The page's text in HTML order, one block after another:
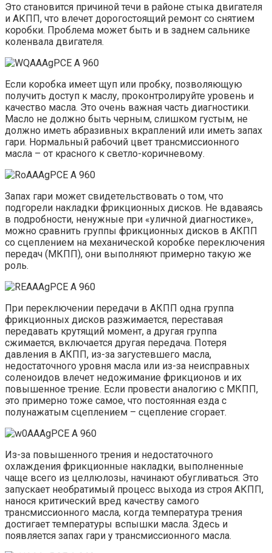
Это становится причиной течи в районе стыка двигателя
и АКПП, что влечет дорогостоящий ремонт со снятием
коробки. Проблема может быть и в заднем сальнике
коленвала двигателя.
Если коробка имеет щуп или пробку, позволяющую
получить доступ к маслу, проконтролируйте уровень и
качество масла. Это очень важная часть диагностики.
Масло не должно быть черным, слишком густым, не
должно иметь абразивных вкраплений или иметь запах
гари. Нормальный рабочий цвет трансмиссионного
масла – от красного к светло-коричневому.
Запах гари может свидетельствовать о том, что
подгорели накладки фрикционных дисков. Не вдаваясь
в подробности, ненужные при «уличной диагностике»,
можно сравнить группы фрикционных дисков в АКПП
со сцеплением на механической коробке переключения
передач (МКПП), они выполняют примерно такую же
роль.
При переключении передачи в АКПП одна группа
фрикционных дисков разжимается, переставая
передавать крутящий момент, а другая группа
сжимается, включается другая передача. Потеря
давления в АКПП, из-за загустевшего масла,
недостаточного уровня масла или из-за неисправных
соленоидов влечет недожимание фрикционов и их
повышенное трение. Если провести аналогию с МКПП,
это примерно тоже самое, что постоянная езда с
полунажатым сцеплением – сцепление сгорает.
Из-за повышенного трения и недостаточного
охлаждения фрикционные накладки, выполненные
чаще всего из целлюлозы, начинают обугливаться. Это
запускает необратимый процесс выхода из строя АКПП,
нанося критический вред качеству самого
трансмиссионного масла, когда температура трения
достигает температуры вспышки масла. Здесь и
появляется запах гари у трансмиссионного масла.